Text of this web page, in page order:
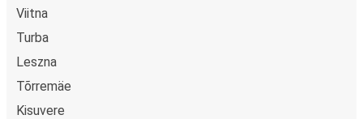
Viitna
Turba
Leszna
Tõrremäe
Kisuvere